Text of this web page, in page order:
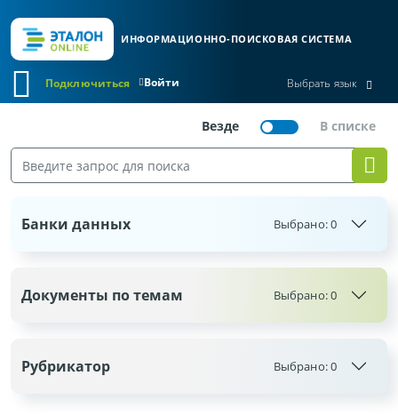
ИНФОРМАЦИОННО-ПОИСКОВАЯ СИСТЕМА
Войти
Подключиться Выбрать язык
Банки данных Выбрано:0
Документы по темам Выбрано:0
Рубрикатор Выбрано:0